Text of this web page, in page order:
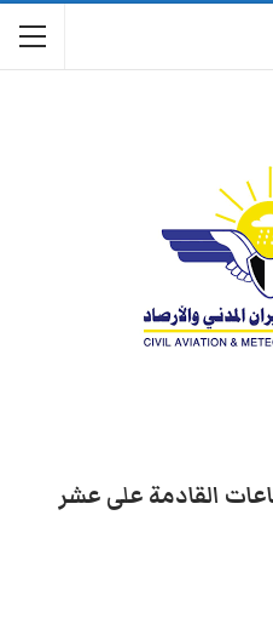
القادمة على عشر